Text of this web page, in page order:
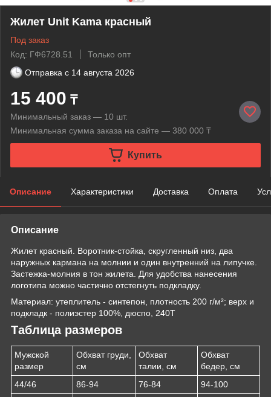
Жилет Unit Kama красный
Под заказ
Код: ГФ6728.51
Только опт
Отправка с 14 августа 2026
15 400 ₸
Минимальный заказ — 10 шт.
Минимальная сумма заказа на сайте — 380 000 ₸
Купить
Описание Характеристики Доставка Оплата
Описание
Жилет красный. Воротник-стойка, скругленный низ, два
наружных кармана на молнии и один внутренний на липучке.
Застежка-молния в тон жилета. Для удобства нанесения
логотипа можно частично отстегнуть подкладку.
Материал: утеплитель - синтепон, плотность 200 г/м²; верх и
подкладк - полиэстер 100%, дюспо, 240Т
Таблица размеров
Мужской
размер
Обхват груди,
см
Обхват
талии, см
Обхват
бедер, см
44/46
86-94 76-84
94-100